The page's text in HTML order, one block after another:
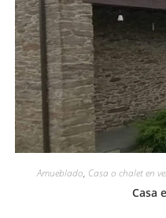
Amueblado, Casa o chalet en
Casa